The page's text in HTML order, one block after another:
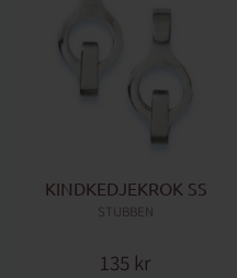
KINDKEDJEKROK SS
STUBBEN
135 kr